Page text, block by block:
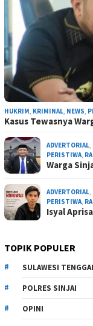
HUKRIM, KRIMINAL, NEWS,
Kasus Tewasnya
ADVERTORIAL,
PERISTIWA,
Warga
ADVERTORIAL,
PERISTIWA,
Isyal
TOPIK POPULER
SULAWESI
POLRES SINJAI
OPINI